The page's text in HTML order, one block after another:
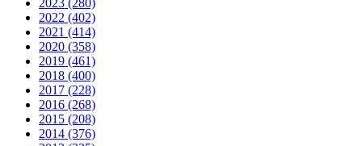
2023 (280)
2022 (402)
2021 (414)
2020 (358)
2019 (461)
2018 (400)
2017 (228)
2016 (268)
2015 (208)
2014 (376)